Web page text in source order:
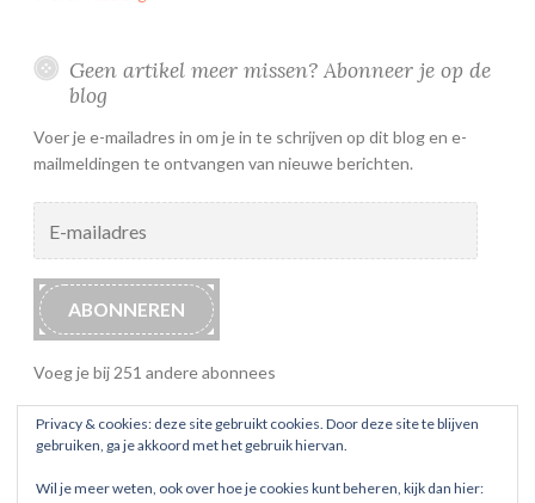
Geen artikel meer missen? Abonneer je op de
blog
Voer je e-mailadres in om je in te schrijven op dit blog en e-
mailmeldingen te ontvangen van nieuwe berichten.
mailadres
ABONNEREN
Voeg je bij 251 andere abonnees
Privacy & cookies: deze site gebruikt cookies. Door deze site te blijven
gebruiken, ga je akkoord met het gebruik hiervan.
Wil je meer weten, ook over hoe je cookies kunt beheren, kijk dan hier: